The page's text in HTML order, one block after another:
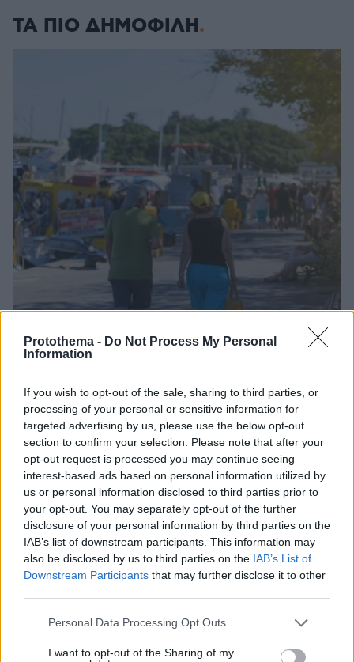
Protothema - Do Not Process My Personal
Information
If you wish to opt-out of the sale, sharing to third parties, or
processing of your personal or sensitive information for
targeted advertising by us, please use the below opt-out
section to confirm your selection. Please note that after your
opt-out request is processed you may continue seeing
interest-based ads based on personal information utilized by
us or personal information disclosed to third parties prior to
your opt-out. You may separately opt-out of the further
disclosure of your personal information by third parties on the
IAB’s list of downstream participants. This information may
also be disclosed by us to third parties on the IAB’s List of
Downstream Participants that may further disclose it to other
Please note that this website/app uses one or more Google
not limited to your visit or usage behaviour. You may click to
Personal Data Processing Opt Outs
I want to opt-out of the Sharing of my
ΤΑ ΠΙΟ ΔΗΜΟΦΙΛΗ
Forbes: Οι καλύτεροι προορισμοί στον κόσμο για
να ζήσεις μετά την σύνταξη, ανάμεσά τους και
τέσσερις πόλεις της Ελλάδας
10.08.2026, 11:37